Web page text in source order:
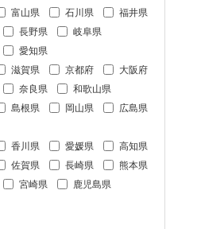
富山県 石川県
福井県
長野県
岐阜県
愛知県
滋賀県 京都府
大阪府
奈良県 和歌山県
島根県 岡山県
広島県
香川県 愛媛県 高知県
佐賀県 長崎県
熊本県
宮崎県
鹿児島県